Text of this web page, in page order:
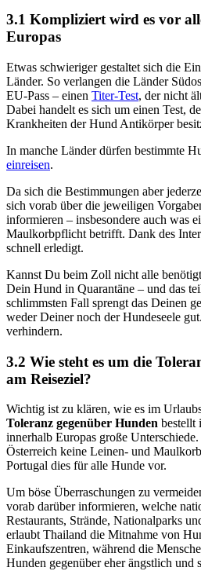
3.1 Kompliziert wird es vor
Europas
Etwas schwieriger gestaltet sich die
Länder. So verlangen die Länder
EU-Pass – einen Titer-Test, der nicht
Dabei handelt es sich um einen Test,
Krankheiten der Hund Antikörper
In manche Länder dürfen bestimmte
einreisen.
Da sich die Bestimmungen aber
sich vorab über die jeweiligen
informieren – insbesondere auch was
Maulkorbpflicht betrifft. Dank des
schnell erledigt.
Kannst Du beim Zoll nicht alle
Dein Hund in Quarantäne – und das
schlimmsten Fall sprengt das Deinen
weder Deiner noch der Hundeseele
verhindern.
3.2 Wie steht es um die
am Reiseziel?
Wichtig ist zu klären, wie es im
Toleranz gegenüber Hunden bestellt
innerhalb Europas große
Österreich keine Leinen- und
Portugal dies für alle Hunde vor.
Um böse Überraschungen zu
vorab darüber informieren, welche
Restaurants, Strände, Nationalparks
erlaubt Thailand die Mitnahme von
Einkaufszentren, während die
Hunden gegenüber eher ängstlich und